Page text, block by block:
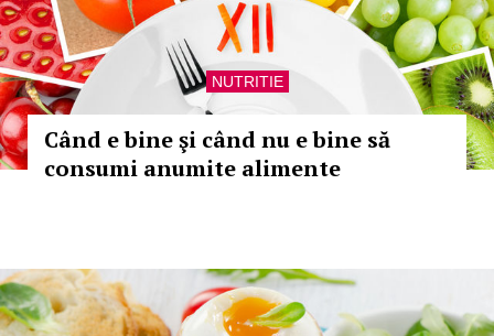
NUTRITIE
Când e bine şi când nu e bine să
consumi anumite alimente